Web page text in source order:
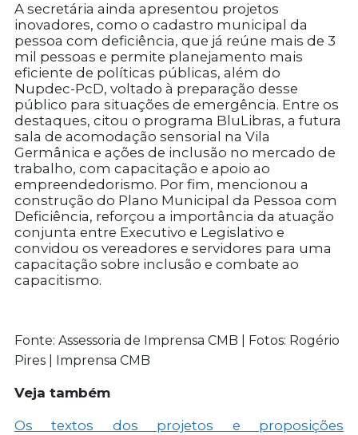
A secretária ainda apresentou projetos
inovadores, como o cadastro municipal da
pessoa com deficiência, que já reúne mais de 3
mil pessoas e permite planejamento mais
eficiente de políticas públicas, além do
Nupdec-PcD, voltado à preparação desse
público para situações de emergência. Entre os
destaques, citou o programa BluLibras, a futura
sala de acomodação sensorial na Vila
Germânica e ações de inclusão no mercado de
trabalho, com capacitação e apoio ao
empreendedorismo. Por fim, mencionou a
construção do Plano Municipal da Pessoa com
Deficiência, reforçou a importância da atuação
conjunta entre Executivo e Legislativo e
convidou os vereadores e servidores para uma
capacitação sobre inclusão e combate ao
capacitismo.
Fonte: Assessoria de Imprensa CMB | Fotos: Rogério
Pires | Imprensa CMB
Veja também
Os textos dos projetos e proposições